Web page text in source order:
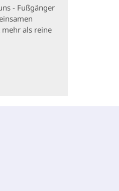
- Fußgänger
mehr als reine
Seite